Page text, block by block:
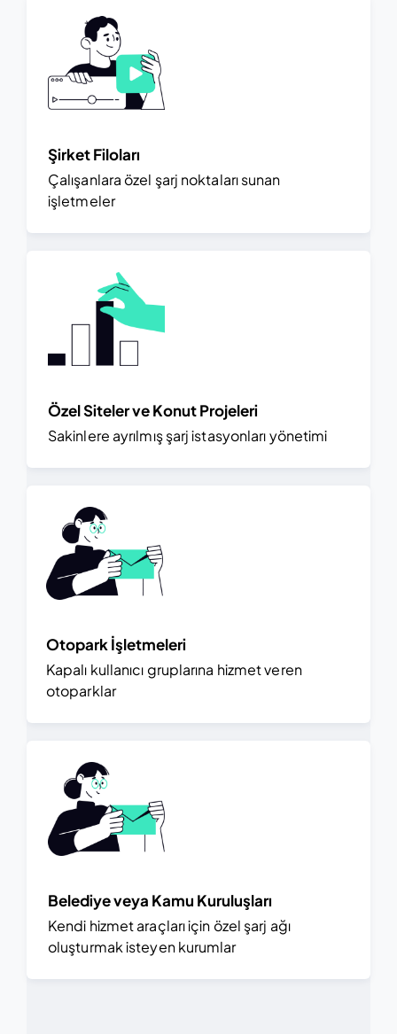
Şirket Filoları
Çalışanlara özel şarj noktaları sunan
işletmeler
Özel Siteler ve Konut Projeleri
Sakinlere ayrılmış şarj istasyonları yönetimi
Otopark İşletmeleri
Kapalı kullanıcı gruplarına hizmet veren
otoparklar
Belediye veya Kamu Kuruluşları
Kendi hizmet araçları için özel şarj ağı
oluşturmak isteyen kurumlar